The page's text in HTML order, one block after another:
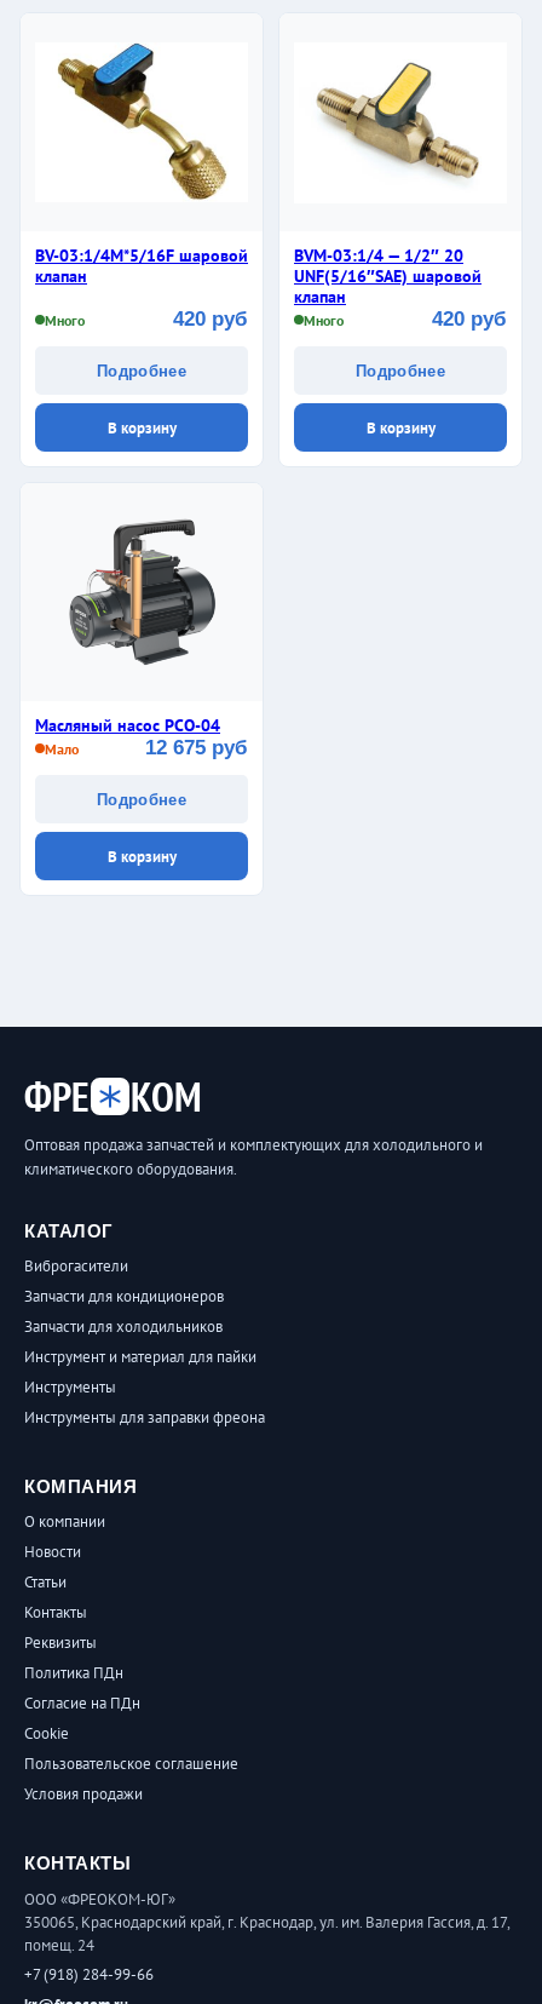
BV-03:1/4M*5/16F шаровой
клапан
Много 420 руб
Подробнее
В корзину
BVM-03:1/4 — 1/2″ 20
UNF(5/16″SAE) шаровой
клапан
Много 420 руб
Подробнее
В корзину
Масляный насос PCO-04
Мало 12 675 руб
Подробнее
В корзину
ФРЕ КОМ
Оптовая продажа запчастей и комплектующих для холодильного и
климатического оборудования.
КАТАЛОГ
Виброгасители
Запчасти для кондиционеров
Запчасти для холодильников
Инструмент и материал для пайки
Инструменты
Инструменты для заправки фреона
КОМПАНИЯ
О компании
Новости
Статьи
Контакты
Реквизиты
Политика ПДн
Согласие на ПДн
Cookie
Пользовательское соглашение
Условия продажи
КОНТАКТЫ
ООО «ФРЕОКОМ-ЮГ»
350065, Краснодарский край, г. Краснодар, ул. им. Валерия Гассия, д. 17,
помещ. 24
+7 (918) 284-99-66